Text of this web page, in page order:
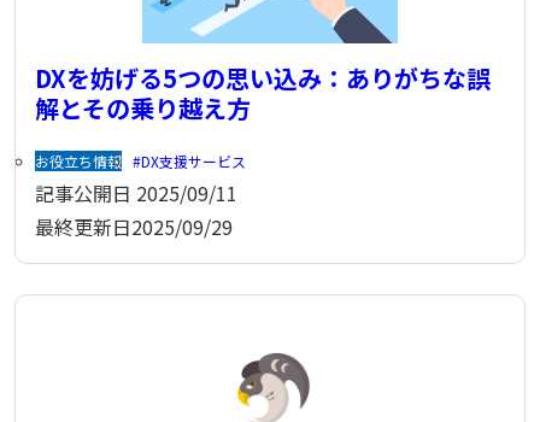
DXを妨げる5つの思い込み：ありがちな誤
解とその乗り越え方
お役立ち情報 DX支援サービス
記事公開日 2025/09/11
最終更新日2025/09/29